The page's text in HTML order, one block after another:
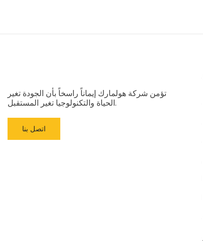
تؤمن شركة هولمارك إيماناً راسخاً بأن الجودة تغير
الحياة والتكنولوجيا تغير المستقبل.
اتصل بنا